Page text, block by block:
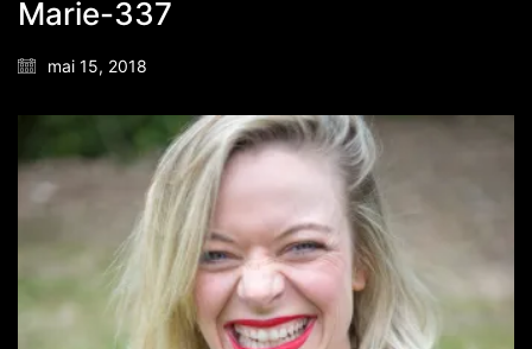
Marie-337
mai 15, 2018